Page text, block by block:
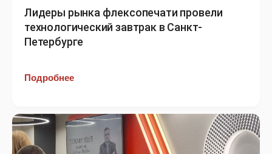
Лидеры рынка флексопечати провели
технологический завтрак в Санкт-
Петербурге
Подробнее